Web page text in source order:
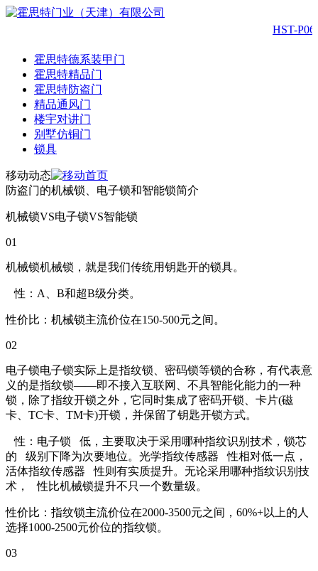
HST-
霍思特德系装甲门
霍思特精品门
霍思特防盗门
精品通风门
楼宇对讲门
别墅仿铜门
锁具
移动动态
防盗门的机械锁、电子锁和智能锁简介
机械锁VS电子锁VS智能锁
01
机械锁机械锁，就是我们传统用钥匙开的锁具。
性：A、B和超B级分类。
性价比：机械锁主流价位在150-500元之间。
02
电子锁电子锁实际上是指纹锁、密码锁等锁的合称，有代表意
义的是指纹锁——即不接入互联网、不具智能化能力的一种
锁，除了指纹开锁之外，它同时集成了密码开锁、卡片(磁
卡、TC卡、TM卡)开锁，并保留了钥匙开锁方式。
性：电子锁 低，主要取决于采用哪种指纹识别技术，锁芯
的 级别下降为次要地位。光学指纹传感器 性相对低一点，
活体指纹传感器 性则有实质提升。无论采用哪种指纹识别技
术， 性比机械锁提升不只一个数量级。
性价比：指纹锁主流价位在2000-3500元之间，60%+以上的人
选择1000-2500元价位的指纹锁。
03